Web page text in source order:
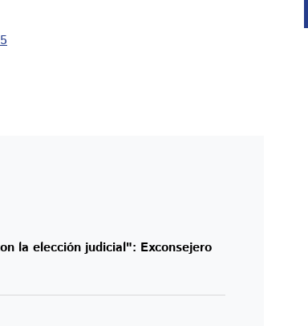
la elección judicial": Exconsejero